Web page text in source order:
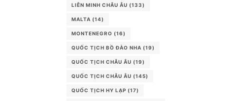
LIÊN MINH CHÂU ÂU (133)
MALTA (14)
MONTENEGRO (16)
QUỐC TỊCH BỒ ĐÀO NHA (19)
QUỐC TỊCH CHÂU ÂU (19)
QUỐC TỊCH CHÂU ÂU (145)
QUỐC TỊCH HY LẠP (17)